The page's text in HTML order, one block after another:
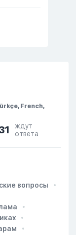
French,
ждут
ответа
вопросы